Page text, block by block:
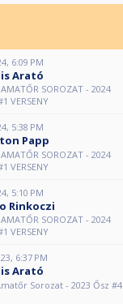
6:09 PM
Arató
SOROZAT - 2024
VERSENY
5:38 PM
Papp
SOROZAT - 2024
VERSENY
5:10 PM
Rinkoczi
SOROZAT - 2024
VERSENY
6:37 PM
Arató
Sorozat - 2023 Ősz #4